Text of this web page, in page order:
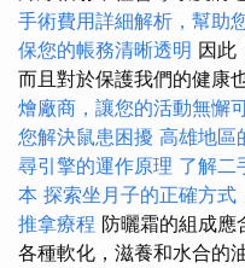
手術費用詳細解析，幫助
保您的帳務清晰透明 因此
而且對於保護我們的健康
燴廠商，讓您的活動無懈
您解決鼠患困擾 高雄地區
尋引擎的運作原理 了解二
本 探索坐月子的正確方式
推拿療程 防曬霜的組成應
各種軟化，滋養和水合的